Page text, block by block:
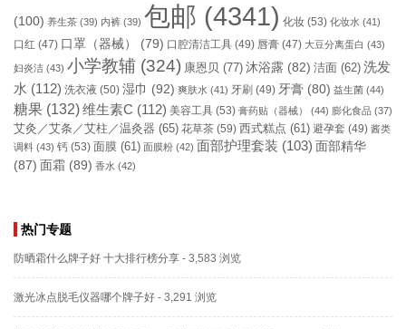
(100) 养生茶 (39) 内裤 (39) 包邮 (4341) 化妆 (53) 化妆水 (41)
口红 (47) 口罩（器械） (79) 口腔清洁工具 (49) 唇膏 (47) 大豆分离蛋白 (43)
妇炎洁 (43) 小学教辅 (324) 康恩贝 (77) 沐浴露 (82) 洁面 (62) 洗发
水 (112) 洗衣液 (50) 湿巾 (92) 爽肤水 (41) 牙刷 (49) 牙膏 (80) 益生菌 (44)
糖果 (132)维生素C (112) 美容工具 (53) 膏药贴（器械） (44) 膨化食品 (37)
艾灸／艾条／艾柱／温灸器 (65) 花草茶 (59) 西式糕点 (61) 避孕套 (49) 酱类
调料 (43) 钙 (53) 面膜 (61) 面膜粉 (42) 面部护理套装 (103) 面部精华
(87) 面霜 (89) 香水 (42)
热门专题
防晒霜什么牌子好 十大排行榜分享 - 3,583 浏览
激光冰点脱毛仪器哪个牌子好 - 3,291 浏览